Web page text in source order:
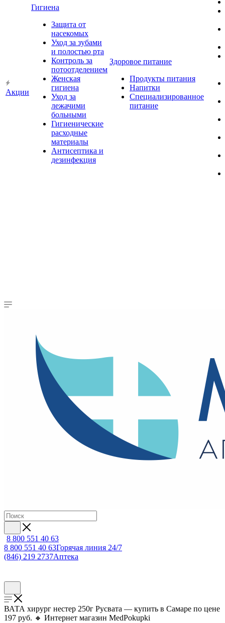
Акции
Гигиена
Защита от
насекомых
Уход за зубами
и полостью рта
Контроль за
потоотделением
Женская
гигиена
Уход за
лежачими
больными
Гигиенические
расходные
материалы
Антисептика и
дезинфекция
Здоровое питание
Продукты питания
Напитки
Специализированное
питание
8 800 551 40 63
8 800 551 40 63Горячая линия 24/7
(846) 219 2737Аптека
ВАТА хирург нестер 250г Русвата — купить в Самаре по цене
197 руб. 🔸 Интернет магазин MedPokupki